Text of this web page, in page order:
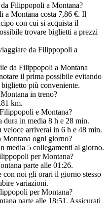
Filippopoli a Montana?
a Montana costa 7,86 €. Il
con cui si acquista il
trovare biglietti a prezzi
da Filippopoli a
da Filippopoli a Montana
il prima possibile evitando
più conveniente.
in treno?
km.
e Montana?
in media 8 h e 28 min.
arriverai in 6 h e 48 min.
ogni giorno?
media 5 collegamenti al giorno.
per Montana?
parte alle 01:26.
noi gli orari il giorno stesso
variazioni.
per Montana?
parte alle 18:51. Assicurati